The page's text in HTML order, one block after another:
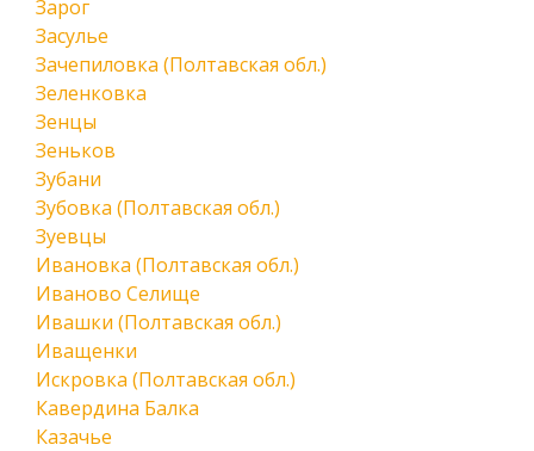
Зарог
Засулье
Зачепиловка (Полтавская обл.)
Зеленковка
Зенцы
Зеньков
Зубани
Зубовка (Полтавская обл.)
Зуевцы
Ивановка (Полтавская обл.)
Иваново Селище
Ивашки (Полтавская обл.)
Иващенки
Искровка (Полтавская обл.)
Кавердина Балка
Казачье